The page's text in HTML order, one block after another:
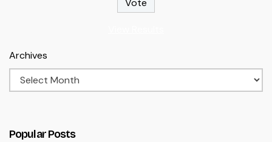
Archives
Popular Posts